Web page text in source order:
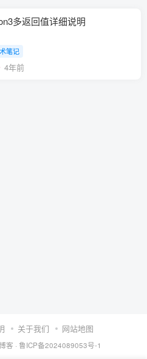
多返回值详细说明
笔记
4年前
关于我们 网站地图
客 · 鲁ICP备2024089053号-1